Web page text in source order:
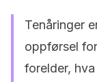
Tenåringer
oppførsel
forelder,